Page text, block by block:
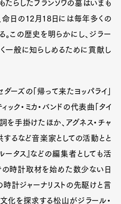
About
Contact
Pen tw
たらしたフランソワの墓はいまも
日の12月18日には毎年多くの
この歴史を明らかにし、ジラー
一般に知らしめるために貢献し
ーズの「帰って来たヨッパライ」
ック・ミカ・バンドの代表曲「タイ
を手掛けたほか、アグネス・チャ
るなど音楽家としての活動とと
ータス』などの編集者としても活
の時計取材を始めた数少ない日
時計ジャーナリストの先駆けと言
化を探求する松山がジラール・